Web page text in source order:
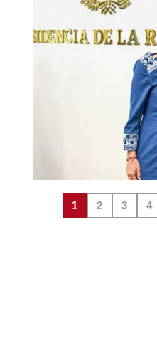
1 2 3 4